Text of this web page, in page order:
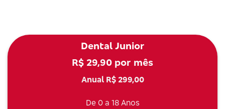
Dental Junior
R$ 29,90 por mês
Anual R$ 299,00
De 0 a 18 Anos